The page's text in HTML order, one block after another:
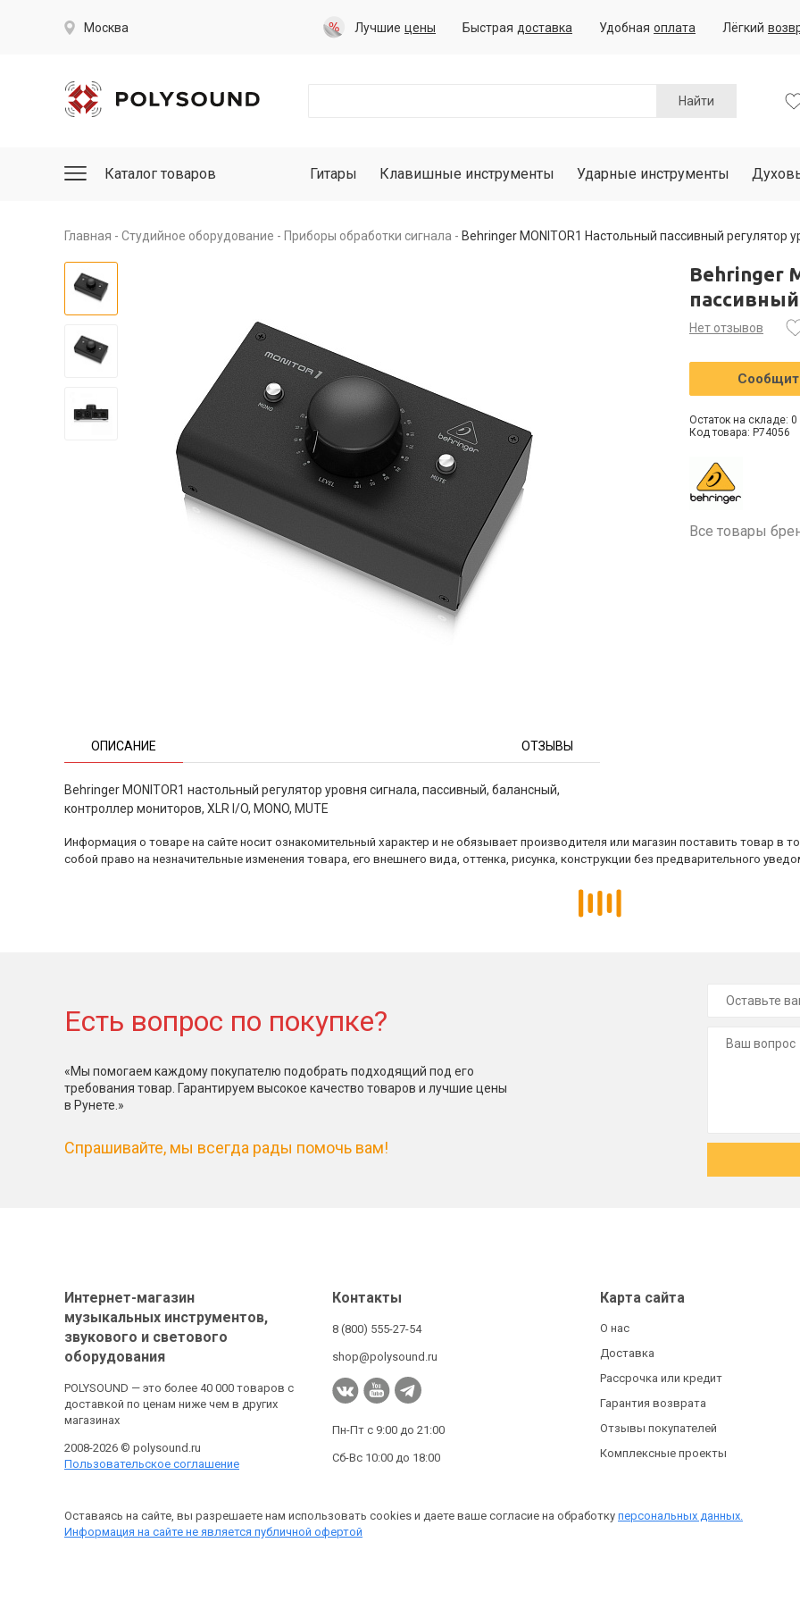
Москва Лучшие цены Быстрая доставка Удобная оплата Лёгкий
Найти
Каталог товаров Гитары Клавишные инструменты Ударные инструменты
Главная Студийное оборудование Приборы обработки сигнала Behringer MONITOR1 Настольный пассивный регулятор
ОПИСАНИЕ ОТЗЫВЫ
Behringer MONITOR1 настольный регулятор уровня сигнала, пассивный, балансный,
контроллер мониторов, XLR I/O, MONO, MUTE
Behringer
Нет отзывов
Остаток на складе: 0
Код товара: P74056
Все товары
Информация о товаре на сайте носит ознакомительный характер и не обязывает производителя или магазин поставить товар в
собой право на незначительные изменения товара, его внешнего вида, оттенка, рисунка, конструкции без предварительного
Есть вопрос по покупке?
«Мы помогаем каждому покупателю подобрать подходящий под его
требования товар. Гарантируем высокое качество товаров и лучшие цены
в Рунете.»
Спрашивайте, мы всегда рады помочь вам!
Интернет-магазин
музыкальных инструментов,
звукового и светового
оборудования
POLYSOUND — это более 40 000 товаров с
доставкой по ценам ниже чем в других
магазинах
2008-2026 © polysound.ru
Пользовательское соглашение
Контакты
8 (800) 555-27-54
shop@polysound.ru
Пн-Пт с 9:00 до 21:00
Сб-Вс 10:00 до 18:00
Карта сайта
О нас
Доставка
Рассрочка или кредит
Гарантия возврата
Отзывы покупателей
Комплексные проекты
Оставаясь на сайте, вы разрешаете нам использовать cookies и даете ваше согласие на обработку персональных данных.
Информация на сайте не является публичной офертой